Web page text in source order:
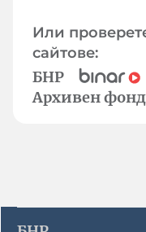
Или
сайтове:
БНР
Архивен